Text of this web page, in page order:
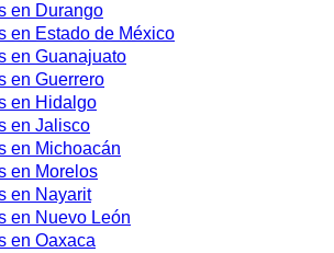
en Durango
en Estado de México
en Guanajuato
en Guerrero
en Hidalgo
en Jalisco
en Michoacán
en Morelos
en Nayarit
en Nuevo León
en Oaxaca